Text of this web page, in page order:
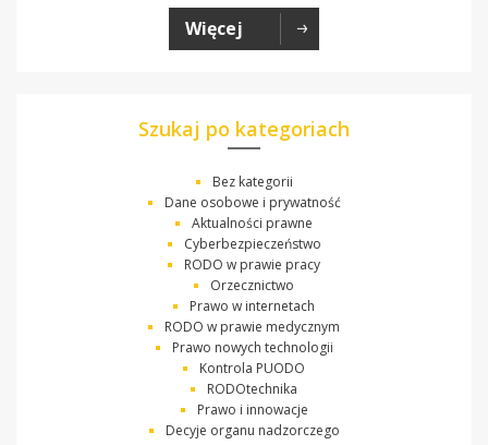
Więcej
Szukaj po kategoriach
Bez kategorii
Dane osobowe i prywatność
Aktualności prawne
Cyberbezpieczeństwo
RODO w prawie pracy
Orzecznictwo
Prawo w internetach
RODO w prawie medycznym
Prawo nowych technologii
Kontrola PUODO
RODOtechnika
Prawo i innowacje
Decyje organu nadzorczego